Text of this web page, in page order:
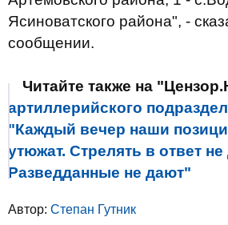
Ясиноватского района", -
сообщении.
Читайте также на
артиллерийского
"Каждый вечер наши
утюжат. Стрелять в ответ не
Разведданные не дают"
Автор: Степан Гутник